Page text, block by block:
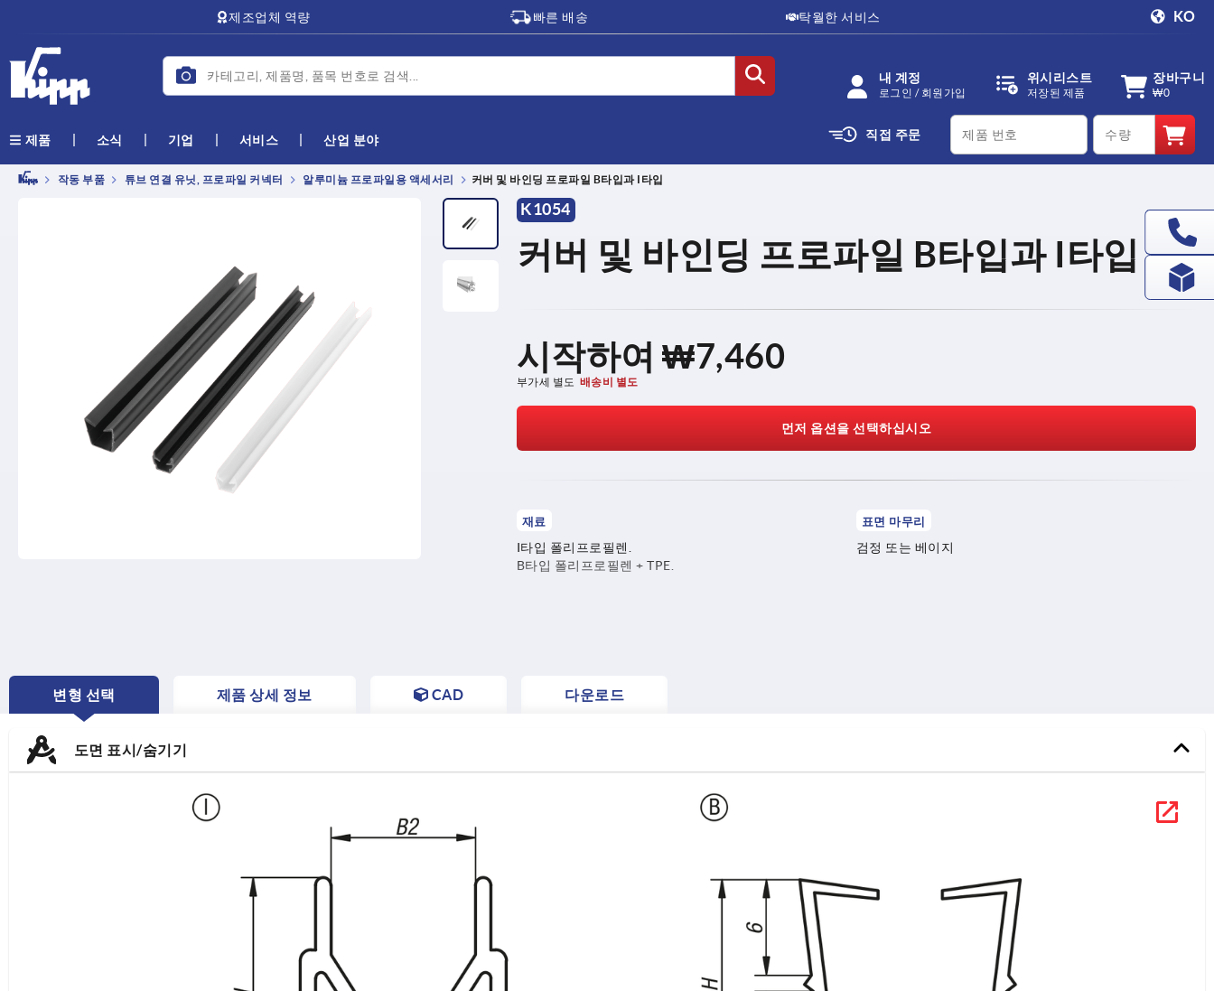
제조업체 역량 빠른 배송 탁월한 서비스 KO
내 계정
로그인 / 회원가입
위시리스트
저장된 제품
장바구니
₩0
제품 소식 기업 서비스 산업 분야 직접 주문
productCode qty
작동 부품 튜브 연결 유닛, 프로파일 커넥터 알루미늄 프로파일용 액세서리 커버 및 바인딩 프로파일 B타입과 I타입
K1054
커버 및 바인딩 프로파일 B타입과 I타입
시작하여₩7,460
부가세 별도 배송비 별도
먼저 옵션을 선택하십시오
재료
I타입 폴리프로필렌.
B타입 폴리프로필렌 + TPE.
표면 마무리
검정 또는 베이지
변형 선택
CURRENT
제품 상세 정보 CAD 다운로드
도면 표시/숨기기